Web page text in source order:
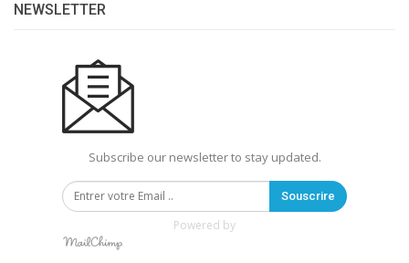
NEWSLETTER
Subscribe our newsletter to stay updated.
Souscrire
Powered by